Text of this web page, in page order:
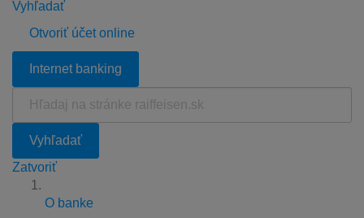
Vyhľadať
Otvoriť účet online
Internet banking
raiffeisen.sk
Vyhľadať
Zatvoriť
O banke